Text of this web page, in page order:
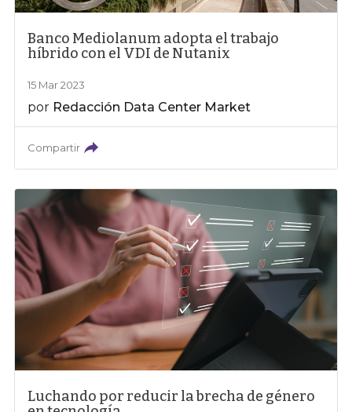
Banco Mediolanum adopta el trabajo
híbrido con el VDI de Nutanix
15 Mar 2023
por Redacción Data Center Market
Compartir
Luchando por reducir la brecha de género